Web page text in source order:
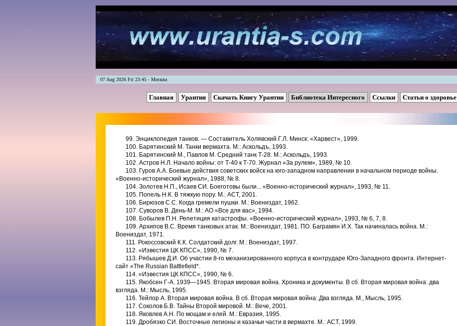
07 Aug 2026 Fri 23:45 - Москва
Главная Урантия Скачать Книгу Урантии Библиотека Интересного Ссылки Статьи о здоровье
99. Энциклопедия танков. — Составитель Холявский Г.Л. Минск: «Харвест», 1999.
100. Барятинский М. Танки вермахта. М.: Аскольдъ, 1993.
101. Барятинский М., Павлов М. Средний танк Т-28. М.: Аскольдъ, 1993.
102. Астров Н.Л. Начало войны: от Т-40 к Т-70. Журнал «За рулем», 1989, № 10.
103. Гуров А.А. Боевые действия советских войск на юго-западном направлении в начальном периоде войны.
«Военно-исторический журнал», 1988, № 8.
104. Золотев Н.П., Исаев СИ. Боеготовы были... «Военно-исторический журнал», 1993, № 11.
105. Попель Н.К. В тяжкую пору. М.: ACT, 2001.
106. Бирюзов С.С. Когда гремели пушки. М.: Воениздат, 1962.
107. Суворов В. День-М. М.: АО «Все для вас», 1994.
108. Бобылев П.Н. Репетиция катастрофы. «Военно-исторический журнал», 1993, № 6, 7, 8.
109. Архипов B.C. Время танковых атак. М.: Воениздат, 1981. ПО. Баграмян И.Х. Так начиналась война. М.:
Воениздат, 1971.
111. Рокоссовский К.К. Солдатский долг. М.: Воениздат, 1997.
112. «Известия ЦК КПСС», 1990, № 7.
113. Рябышев Д.И. Об участии 8-го механизированного корпуса в контрударе Юго-Западного фронта. Интернет-
сайт «The Russian Battlefield*.
114. «Известия ЦК КПСС», 1990, № 6.
115. Якобсен Г-А. 1939—1945. Вторая мировая война. Хроника и документы. В сб. Вторая мировая война: два
взгляда. М.: Мысль, 1995.
116. Тейлор А. Вторая мировая война. В сб. Вторая мировая война: Два взгляда. М., Мысль, 1995.
117. Соколов Б.В. Тайны Второй мировой. М.: Вече, 2001.
118. Яковлев А.Н. По мощам и елей. М.: Евразия, 1995.
119. Дробязко СИ. Восточные легионы и казачьи части в вермахте. М.: ACT, 1999.